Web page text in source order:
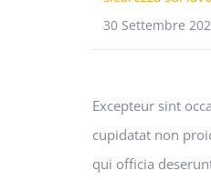
30 Settembre
Excepteur sint
cupidatat non
qui officia